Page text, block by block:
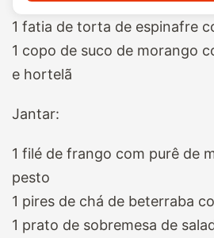
1 fatia de torta de espinafre
1 copo de suco de morango
e hortelã
Jantar:
1 filé de frango com purê de
pesto
1 pires de chá de beterraba
1 prato de sobremesa de